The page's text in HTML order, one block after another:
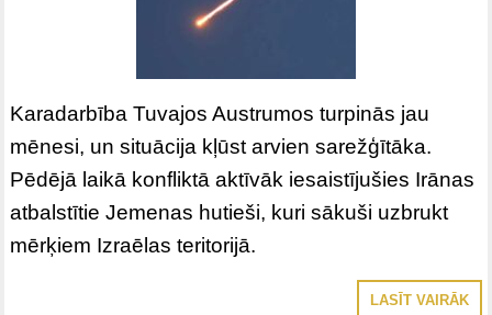
Karadarbība Tuvajos Austrumos turpinās jau
mēnesi, un situācija kļūst arvien sarežģītāka.
Pēdējā laikā konfliktā aktīvāk iesaistījušies Irānas
atbalstītie Jemenas hutieši, kuri sākuši uzbrukt
mērķiem Izraēlas teritorijā.
LASĪT VAIRĀK